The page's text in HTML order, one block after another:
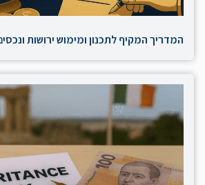
המדריך המקיף לתכנון ומימוש ירושות